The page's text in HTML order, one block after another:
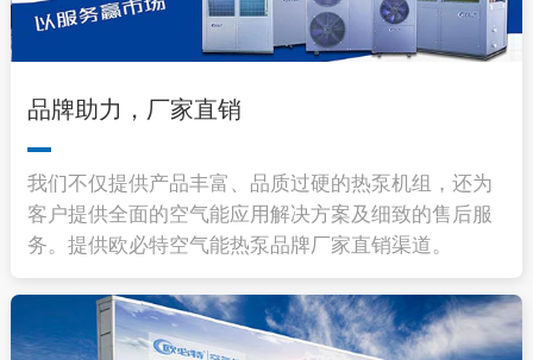
品牌助力，厂家直销
我们不仅提供产品丰富、品质过硬的热泵机组，还为
客户提供全面的空气能应用解决方案及细致的售后服
务。提供欧必特空气能热泵品牌厂家直销渠道。